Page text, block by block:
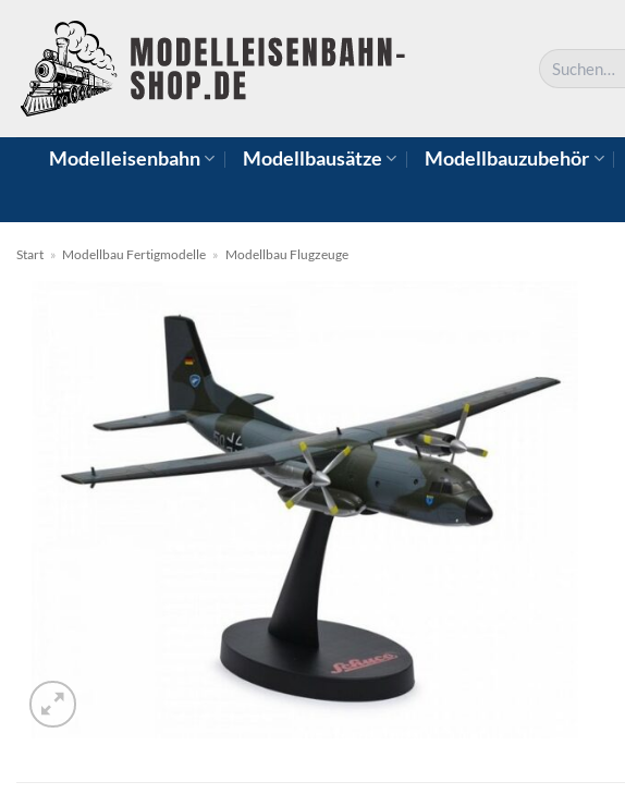
Inhalt
springen
Suchen
nach:
Modelleisenbahn Modellbausätze Modellbauzubehör
Start » Modellbau Fertigmodelle » Modellbau Flugzeuge